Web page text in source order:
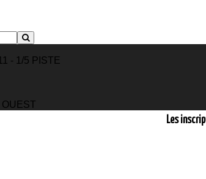
- 1/5 PISTE
Les